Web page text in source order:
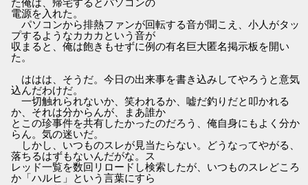
電源を入れた。
パソコンから排熱ファンが回転する音が聞こえ、小人がタッ
プするようなカカカという音が
収まると、俺は飽きもせずに例の有名巨大匿名掲示板を開い
た。
ははは、そうだ。今日の出来事を書き込みしてやろうと意気
込んだわけだ。
一切触れられないか、笑われるか、嘘だ釣りだと叩かれる
か、それは分からんが、まあ誰か
とこの珍事件を共有したかったのだろう、俺自身にもよく分か
らん。気の迷いだ。
しかし、いつものスレが見当たらない。どうなってやがる、
落ちるはずもないんだがな。ス
レッド一覧を数回リロードし検索したが、いつものスレどころ
か「ハルヒ」という言葉にすら